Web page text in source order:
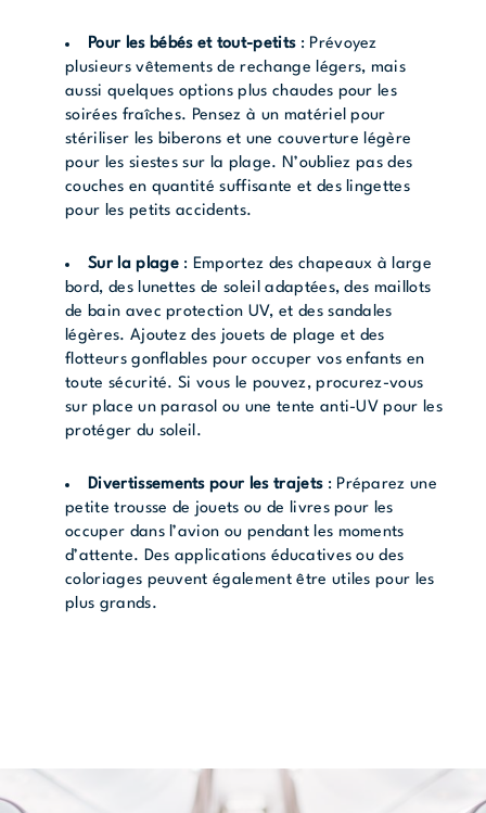
Pour les bébés et tout-petits: Prévoyez
plusieurs vêtements de rechange légers, mais
aussi quelques options plus chaudes pour les
soirées fraîches. Pensez à un matériel pour
stériliser les biberons et une couverture légère
pour les siestes sur la plage. N’oubliez pas des
couches en quantité suffisante et des lingettes
pour les petits accidents.
Sur la plage: Emportez des chapeaux à large
bord, des lunettes de soleil adaptées, des maillots
de bain avec protection UV, et des sandales
légères. Ajoutez des jouets de plage et des
flotteurs gonflables pour occuper vos enfants en
toute sécurité. Si vous le pouvez, procurez-vous
sur place un parasol ou une tente anti-UV pour les
protéger du soleil.
Divertissements pour les trajets: Préparez une
petite trousse de jouets ou de livres pour les
occuper dans l’avion ou pendant les moments
d’attente. Des applications éducatives ou des
coloriages peuvent également être utiles pour les
plus grands.